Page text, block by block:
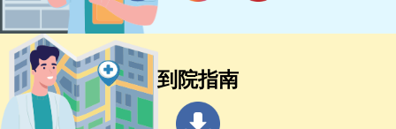
到院指南